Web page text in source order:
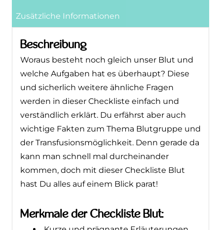
Beschreibung
Woraus besteht noch gleich unser Blut und
welche Aufgaben hat es überhaupt? Diese
und sicherlich weitere ähnliche Fragen
werden in dieser Checkliste einfach und
und der Transfusionsmöglichkeit. Denn
gerade da kann man schnell mal
Checkliste Blut hast Du alles auf einem
Merkmale der Checkliste Blut: